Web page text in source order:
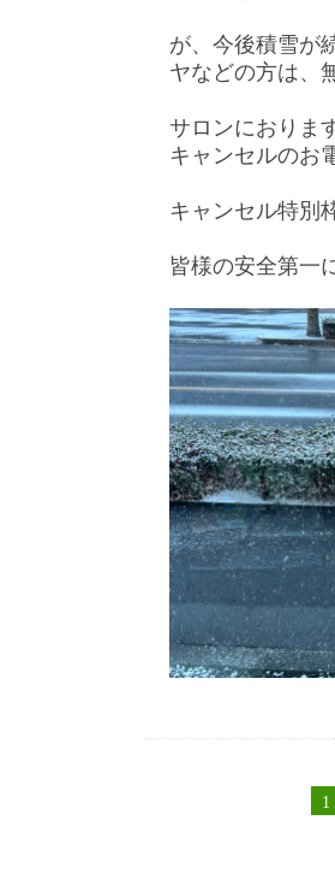
が、今後積雪が
ヤなどの方は、
サロンにおりま
キャンセルのお
キャンセル特別
皆様の安全第一
1